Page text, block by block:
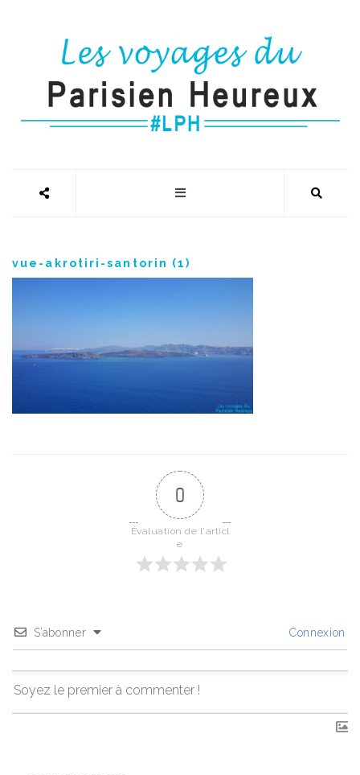
vue-akrotiri-santorin (1)
0
Évaluation de l'articl
e
S’abonner Connexion